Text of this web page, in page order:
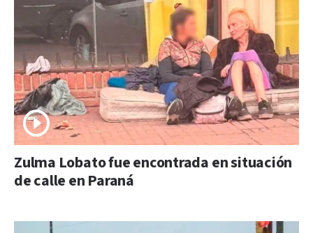
Zulma Lobato fue encontrada en situación
de calle en Paraná